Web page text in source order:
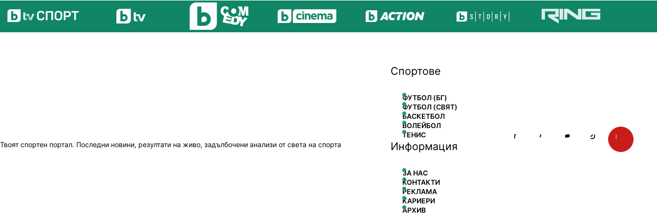
Твоят спортен портал. Последни новини, резултати на живо, задълбочени анализи от света на спорта
Спортове
ФУТБОЛ (БГ)
ФУТБОЛ (СВЯТ)
БАСКЕТБОЛ
ВОЛЕЙБОЛ
ТЕНИС
Информация
ЗА НАС
КОНТАКТИ
РЕКЛАМА
КАРИЕРИ
АРХИВ